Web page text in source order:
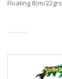
Floating 8cm/